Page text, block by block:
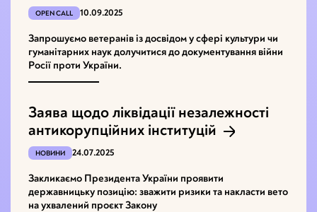
OPEN CALL 10.09.2025
Запрошуємо ветеранів із досвідом у сфері культури чи
гуманітарних наук долучитися до документування війни
Росії проти України.
Заява щодо ліквідації незалежності
антикорупційних інституцій
НОВИНИ 24.07.2025
Закликаємо Президента України проявити
державницьку позицію: зважити ризики та накласти вето
на ухвалений проєкт Закону